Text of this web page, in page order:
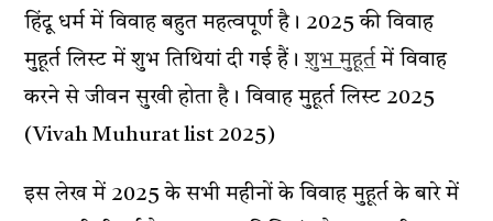
हिंदू धर्म में विवाह बहुत महत्वपूर्ण है। 2025 की विवाह
मुहूर्त लिस्ट में शुभ तिथियां दी गई हैं।शुभ मुहूर्तमें विवाह
करने से जीवन सुखी होता है। विवाह मुहूर्त लिस्ट 2025
(Vivah Muhurat list 2025)
इस लेख में 2025 के सभी महीनों के विवाह मुहूर्त के बारे में